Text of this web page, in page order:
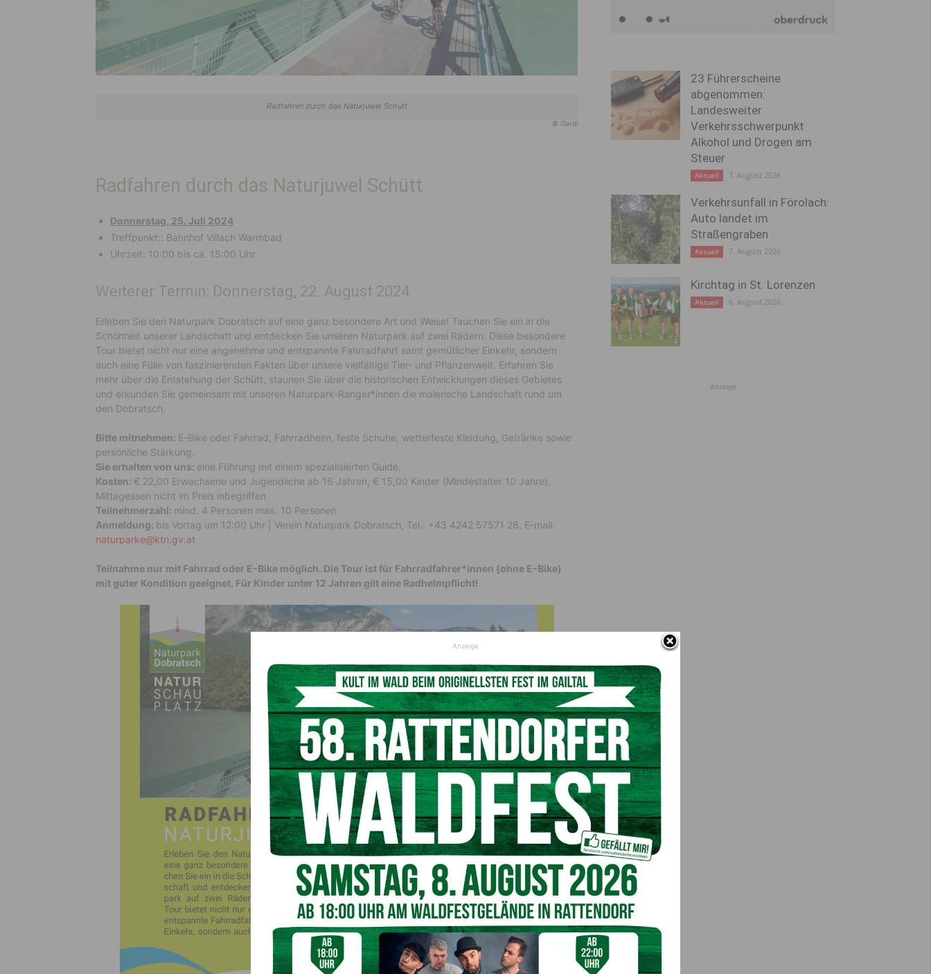
Radfahren durch das Naturjuwel Schütt
© Gerdl
Radfahren durch das Naturjuwel Schütt
Donnerstag, 25. Juli 2024
Treffpunkt:: Bahnhof Villach Warmbad
Uhrzeit: 10:00 bis ca. 15:00 Uhr
Weiterer Termin: Donnerstag, 22. August 2024
Erleben Sie den Naturpark Dobratsch auf eine ganz besondere Art und Weise! Tauchen Sie ein in die
Schönheit unserer Landschaft und entdecken Sie unseren Naturpark auf zwei Rädern. Diese besondere
Tour bietet nicht nur eine angenehme und entspannte Fahrradfahrt samt gemütlicher Einkehr, sondern
auch eine Fülle von faszinierenden Fakten über unsere vielfältige Tier- und Pflanzenwelt. Erfahren Sie
mehr über die Entstehung der Schütt, staunen Sie über die historischen Entwicklungen dieses Gebietes
und erkunden Sie gemeinsam mit unseren Naturpark-Ranger*innen die malerische Landschaft rund um
den Dobratsch.
Bitte mitnehmen: E-Bike oder Fahrrad, Fahrradhelm, feste Schuhe, wetterfeste Kleidung, Getränke sowie
persönliche Stärkung.
Sie erhalten von uns: eine Führung mit einem spezialisierten Guide.
Kosten: € 22,00 Erwachsene und Jugendliche ab 16 Jahren, € 15,00 Kinder (Mindestalter 10 Jahre),
Mittagessen nicht im Preis inbegriffen
Teilnehmerzahl: mind. 4 Personen max. 10 Personen
Anmeldung: bis Vortag um 12:00 Uhr | Verein Naturpark Dobratsch, Tel.: +43 4242 57571 28, E-mail:
naturparke@ktn.gv.at
Teilnahme nur mit Fahrrad oder E-Bike möglich. Die Tour ist für Fahrradfahrer*innen (ohne E-Bike)
mit guter Kondition geeignet. Für Kinder unter 12 Jahren gilt eine Radhelmpflicht!
23 Führerscheine
abgenommen:
Landesweiter
Verkehrsschwerpunkt
Alkohol und Drogen am
Steuer
Aktuell 7. August 2026
Verkehrsunfall in Förolach:
Auto landet im
Straßengraben
Aktuell 7. August 2026
Kirchtag in St. Lorenzen
Aktuell 6. August 2026
Anzeige
Anzeige